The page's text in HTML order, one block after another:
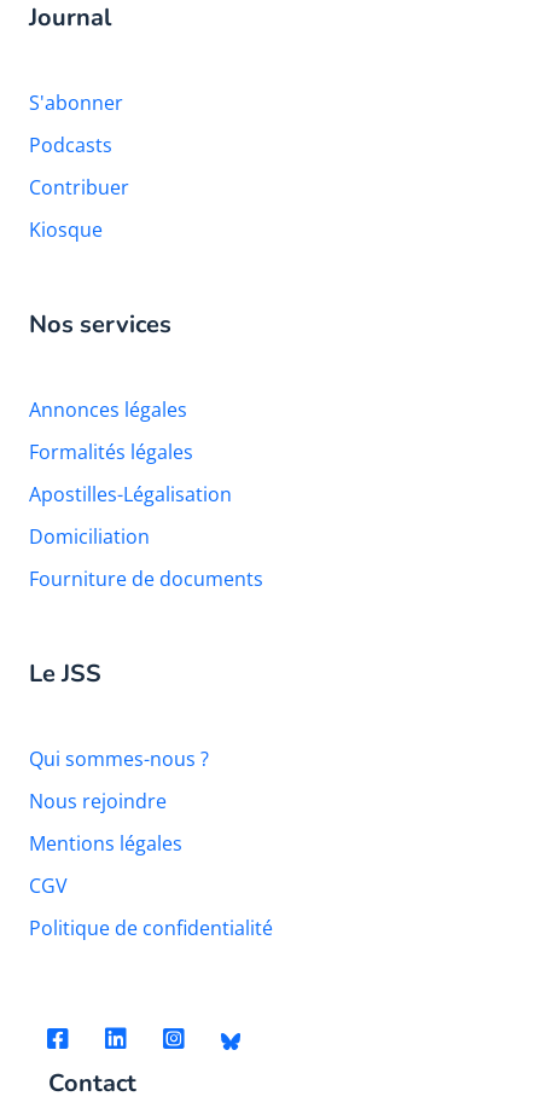
Journal
S'abonner
Podcasts
Contribuer
Kiosque
Nos services
Annonces légales
Formalités légales
Apostilles-Légalisation
Domiciliation
Fourniture de documents
Le JSS
Qui sommes-nous ?
Nous rejoindre
Mentions légales
CGV
Politique de confidentialité
Contact